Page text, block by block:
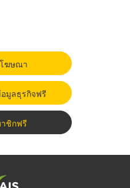
ฆษณา
มูลธุรกิจฟรี
ชิกฟรี